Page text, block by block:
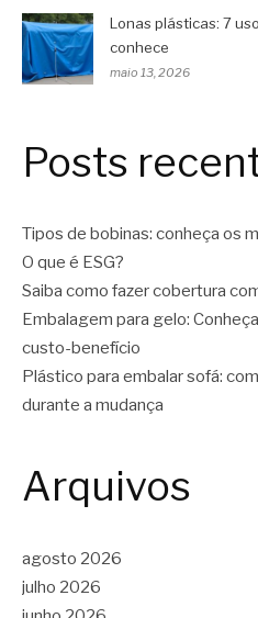
Lonas plásticas: 7
conhece
maio 13, 2026
Posts
Tipos de bobinas: conheça os
O que é ESG?
Saiba como fazer cobertura
Embalagem para gelo:
custo-benefício
Plástico para embalar sofá:
durante a mudança
Arquivos
agosto 2026
julho 2026